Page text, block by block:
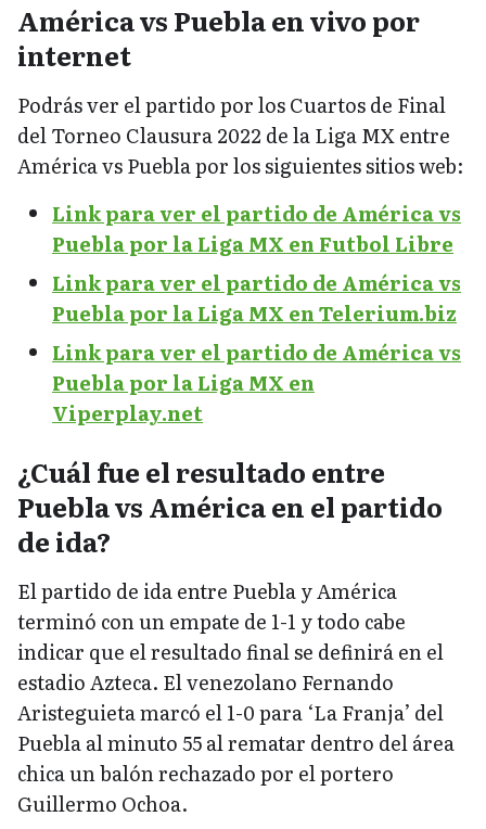
América vs Puebla en vivo por
internet
Podrás ver el partido por los Cuartos de Final
del Torneo Clausura 2022 de la Liga MX entre
América vs Puebla por los siguientes sitios web:
Link para ver el partido de América vs
Puebla por la Liga MX en Futbol Libre
Link para ver el partido de América vs
Puebla por la Liga MX en Telerium.biz
Link para ver el partido de América vs
Puebla por la Liga MX en
Viperplay.net
¿Cuál fue el resultado entre
Puebla vs América en el partido
de ida?
El partido de ida entre Puebla y América
terminó con un empate de 1-1 y todo cabe
indicar que el resultado final se definirá en el
estadio Azteca. El venezolano Fernando
Aristeguieta marcó el 1-0 para ‘La Franja’ del
Puebla al minuto 55 al rematar dentro del área
chica un balón rechazado por el portero
Guillermo Ochoa.